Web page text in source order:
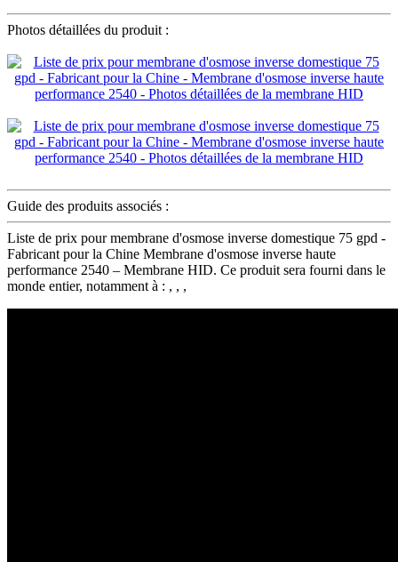
Photos détaillées du produit :
Guide des produits associés :
Liste de prix pour membrane d'osmose inverse domestique 75 gpd -
Fabricant pour la Chine Membrane d'osmose inverse haute
performance 2540 – Membrane HID. Ce produit sera fourni dans le
monde entier, notamment à : , , ,